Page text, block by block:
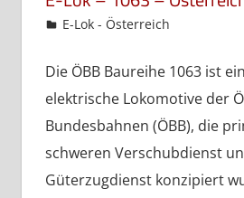
admin
E-Lok - Österreich
Die ÖBB Baureihe 1063 ist
elektrische Lokomotive der
Bundesbahnen (ÖBB), die
schweren Verschubdienst
Güterzugdienst konzipiert